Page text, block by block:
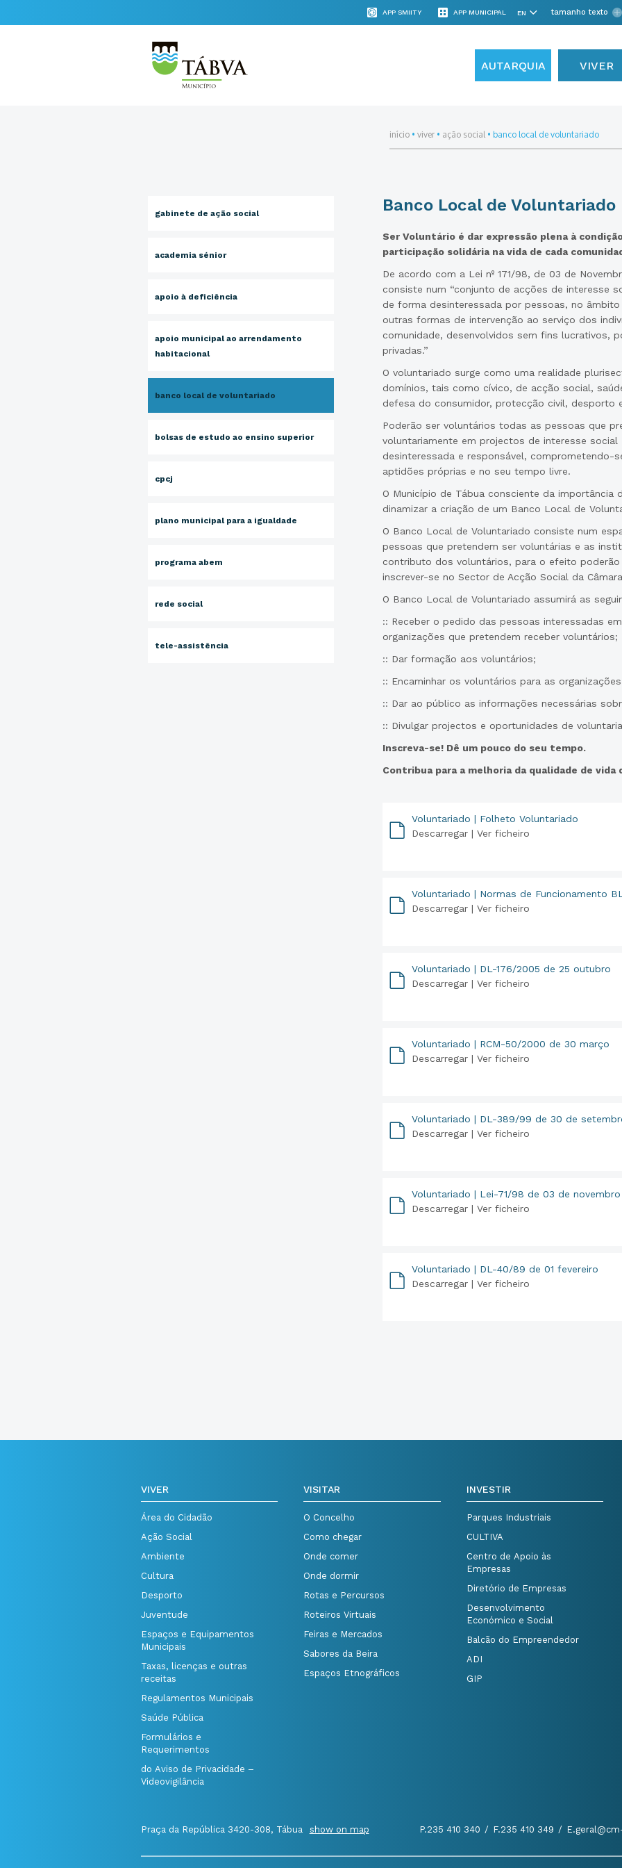
APP SMIITY APP MUNICIPAL tamanho texto
AUTARQUIA VIVER
gabinete de ação social
academia sénior
apoio à deficiência
apoio municipal ao arrendamento
habitacional
banco local de voluntariado
bolsas de estudo ao ensino superior
cpcj
plano municipal para a igualdade
programa abem
rede social
tele-assistência
início•viver• ação social• banco local de voluntariado
Banco Local de Voluntariado
Ser Voluntário é dar expressão plena à
participação solidária na vida de cada
De acordo com a Lei nº 171/98, de 03 de
consiste num “conjunto de acções de interesse
de forma desinteressada por pessoas, no
outras formas de intervenção ao serviço dos
comunidade, desenvolvidos sem fins lucrativos,
privadas.”
O voluntariado surge como uma realidade
domínios, tais como cívico, de acção social,
defesa do consumidor, protecção civil, desporto
Poderão ser voluntários todas as pessoas que
voluntariamente em projectos de interesse
desinteressada e responsável, comprometendo-
aptidões próprias e no seu tempo livre.
O Município de Tábua consciente da importância
dinamizar a criação de um Banco Local de
O Banco Local de Voluntariado consiste num
pessoas que pretendem ser voluntárias e as
contributo dos voluntários, para o efeito
inscrever-se no Sector de Acção Social da
O Banco Local de Voluntariado assumirá as
:: Receber o pedido das pessoas interessadas
organizações que pretendem receber voluntários;
:: Dar formação aos voluntários;
:: Encaminhar os voluntários para as
:: Dar ao público as informações necessárias
:: Divulgar projectos e oportunidades de
Inscreva-se! Dê um pouco do seu tempo.
Contribua para a melhoria da qualidade de vida
Voluntariado | Folheto Voluntariado
Descarregar | Ver ficheiro
Voluntariado | Normas de Funcionamento
Descarregar | Ver ficheiro
Voluntariado | DL-176/2005 de 25 outubro
Descarregar | Ver ficheiro
Voluntariado | RCM-50/2000 de 30 março
Descarregar | Ver ficheiro
Voluntariado | DL-389/99 de 30 de
Descarregar | Ver ficheiro
Voluntariado | Lei-71/98 de 03 de novembro
Descarregar | Ver ficheiro
Voluntariado | DL-40/89 de 01 fevereiro
Descarregar | Ver ficheiro
VIVER
Área do Cidadão
Ação Social
Ambiente
Cultura
Desporto
Juventude
Espaços e Equipamentos
Municipais
Taxas, licenças e outras
receitas
Regulamentos Municipais
Saúde Pública
Formulários e
Requerimentos
do Aviso de Privacidade –
Videovigilância
VISITAR
O Concelho
Como chegar
Onde comer
Onde dormir
Rotas e Percursos
Roteiros Virtuais
Feiras e Mercados
Sabores da Beira
Espaços Etnográficos
INVESTIR
Parques Industriais
CULTIVA
Centro de Apoio às
Empresas
Diretório de Empresas
Desenvolvimento
Económico e Social
Balcão do Empreendedor
ADI
GIP
Praça da República 3420-308, Tábua show on map P.235 410 340 / F.235 410 349 /